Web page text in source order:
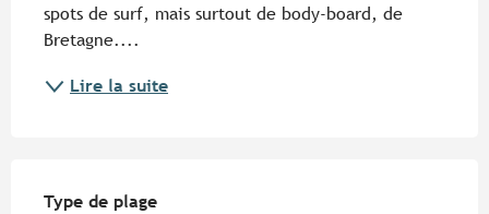
spots de surf, mais surtout de body-board, de
Bretagne....
Lire la suite
Type de plage
Type de plage